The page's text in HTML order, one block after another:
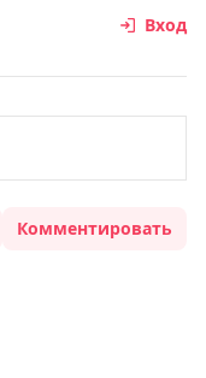
Вход
Комментировать